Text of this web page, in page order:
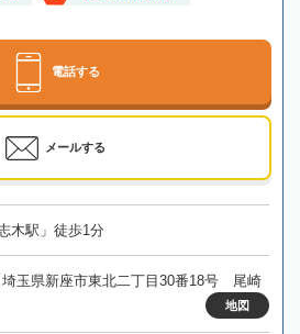
電話する
メールする
木駅」徒歩1分
埼玉県新座市東北二丁目30番18号 尾崎
地図